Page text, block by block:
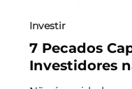
Investir
7 Pecados
Investidores